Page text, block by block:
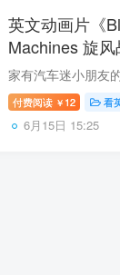
英文动画片《
Machines 旋
1080P高清视
下载！
付费阅读 ￥ 12 看
6月15日 15:25